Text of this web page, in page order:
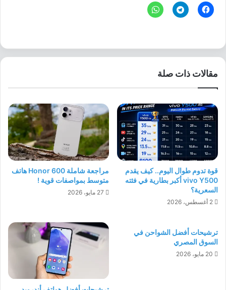
مقالات ذات صلة
قوة تدوم طوال اليوم.. كيف يقدم
vivo Y500 أكبر بطارية في فئته
السعرية؟
2 أغسطس، 2026
مراجعة شاملة Honor 600 هاتف
متوسط بمواصفات قوية !
27 مايو، 2026
ترشيحات أفضل الشواحن في
السوق المصري
20 مايو، 2026